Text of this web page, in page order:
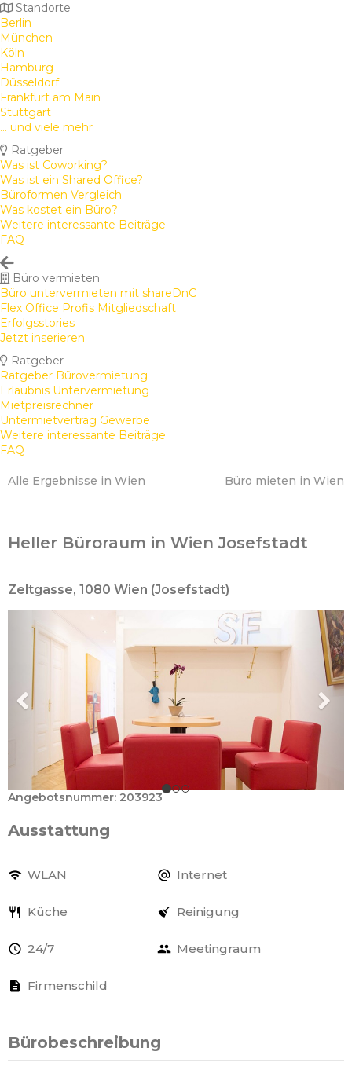
Standorte
Berlin
München
Köln
Hamburg
Düsseldorf
Frankfurt am Main
Stuttgart
... und viele mehr
Ratgeber
Was ist Coworking?
Was ist ein Shared Office?
Büroformen Vergleich
Was kostet ein Büro?
Weitere interessante Beiträge
FAQ
Büro vermieten
Büro untervermieten mit shareDnC
Flex Office Profis Mitgliedschaft
Erfolgsstories
Jetzt inserieren
Ratgeber
Ratgeber Bürovermietung
Erlaubnis Untervermietung
Mietpreisrechner
Untermietvertrag Gewerbe
Weitere interessante Beiträge
FAQ
Alle Ergebnisse in Wien Büro mieten in Wien
Heller Büroraum in Wien Josefstadt
Zeltgasse, 1080 Wien (Josefstadt)
Angebotsnummer: 203923
Ausstattung
WLAN Internet
Küche Reinigung
24/7 Meetingraum
Firmenschild
Bürobeschreibung